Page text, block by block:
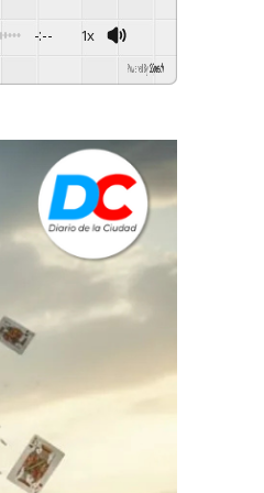
-:-- 1x
GSpeech